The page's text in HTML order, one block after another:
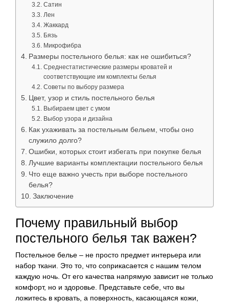
Сатин
Лен
Жаккард
Бязь
Микрофибра
Размеры постельного белья: как не ошибиться?
Среднестатистические размеры кроватей и
соответствующие им комплекты белья
Советы по выбору размера
Цвет, узор и стиль постельного белья
Выбираем цвет с умом
Выбор узора и дизайна
Как ухаживать за постельным бельем, чтобы оно
служило долго?
Ошибки, которых стоит избегать при покупке белья
Лучшие варианты комплектации постельного белья
Что еще важно учесть при выборе постельного
белья?
Заключение
Почему правильный выбор
постельного белья так важен?
Постельное белье – не просто предмет интерьера или
набор ткани. Это то, что соприкасается с нашим телом
каждую ночь. От его качества напрямую зависит не только
комфорт, но и здоровье. Представьте себе, что вы
ложитесь в кровать, а поверхность, касающаяся кожи,